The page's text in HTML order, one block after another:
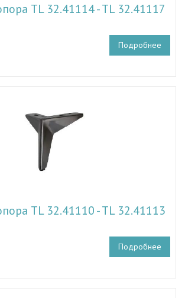
TL 32.41114 - TL 32.41117
Подробнее
TL 32.41110 - TL 32.41113
Подробнее